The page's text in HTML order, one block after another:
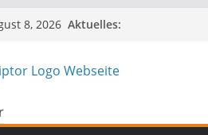
8, 2026 Aktuelles: